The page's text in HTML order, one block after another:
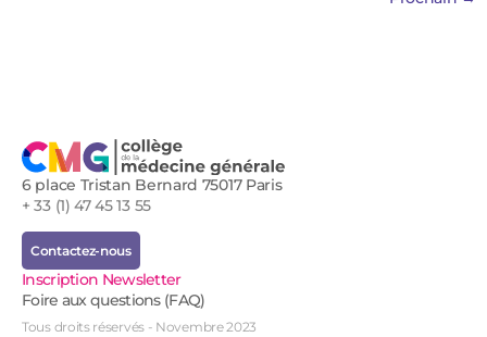
6 place Tristan Bernard 75017 Paris
+ 33 (1) 47 45 13 55
Contactez-nous
Inscription Newsletter
Foire aux questions (FAQ)
Tous droits réservés - Novembre 2023